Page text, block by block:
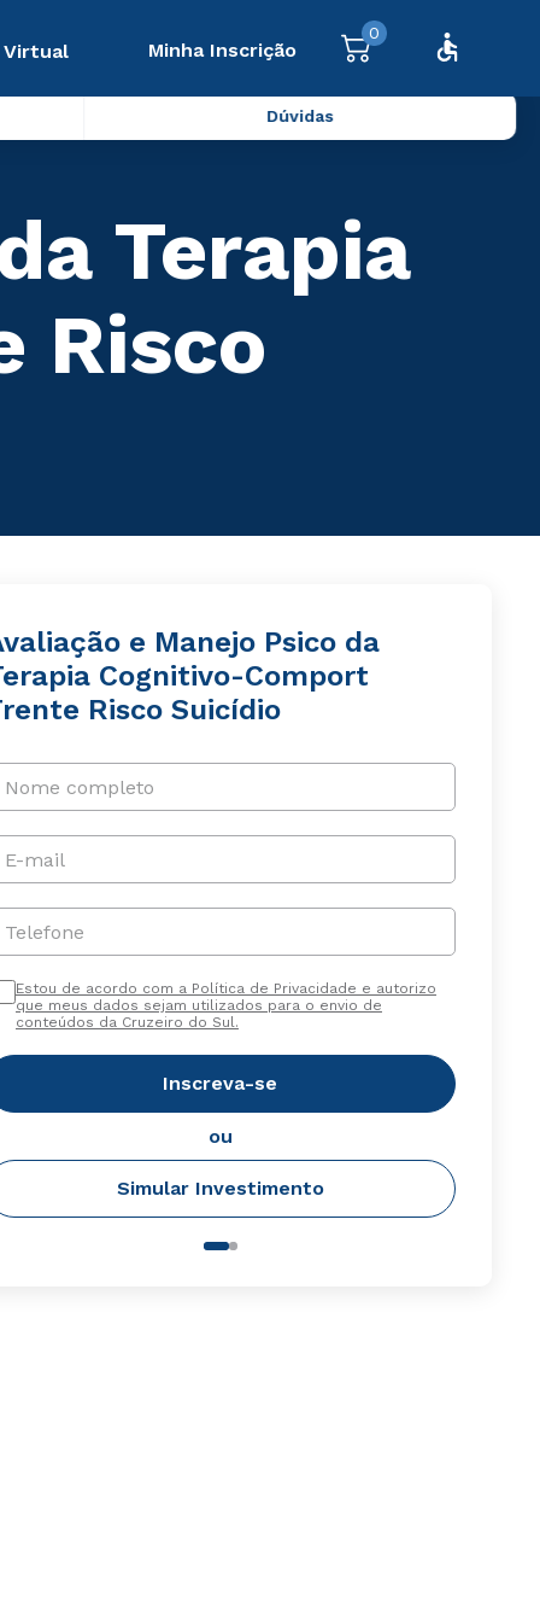
Virtual Minha Inscrição
0
Dúvidas
Terapia
Risco
e Manejo Psico da
Cognitivo-Comport
Risco Suicídio
Nome completo
E-mail
Telefone
Estou de acordo com a Política de Privacidade e autorizo
que meus dados sejam utilizados para o envio de
conteúdos da Cruzeiro do Sul.
Inscreva-se
ou
Simular Investimento